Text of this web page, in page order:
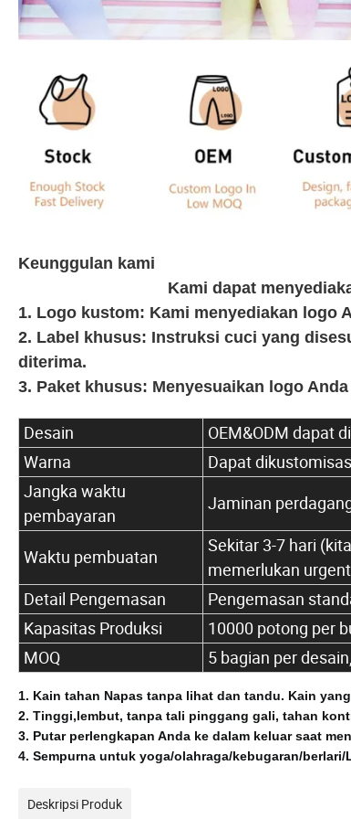
Keunggulan kami
Kami dapat
1. Logo kustom: Kami menyediakan logo
2. Label khusus: Instruksi cuci yang
diterima.
3. Paket khusus: Menyesuaikan logo
Desain
OEM&ODM dapat
Warna
Dapat
Jangka waktu
pembayaran
Jaminan
Waktu pembuatan
Sekitar 3-7 hari
memerlukan
Detail Pengemasan
Pengemasan
Kapasitas Produksi
10000 potong per
MOQ
5 bagian per
1. Kain tahan Napas tanpa lihat dan tandu. Kain
2. Tinggi,lembut, tanpa tali pinggang gali, tahan
3. Putar perlengkapan Anda ke dalam keluar saat
4. Sempurna untuk yoga/olahraga/kebugaran/
Deskripsi Produk